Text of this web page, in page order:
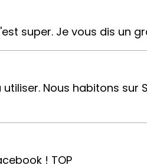
super. Je vous dis un
Nous habitons sur
! TOP